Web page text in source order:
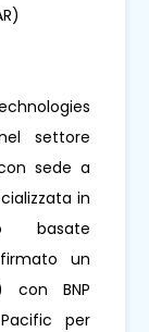
settore
sede a
in
basate
un
con BNP
per